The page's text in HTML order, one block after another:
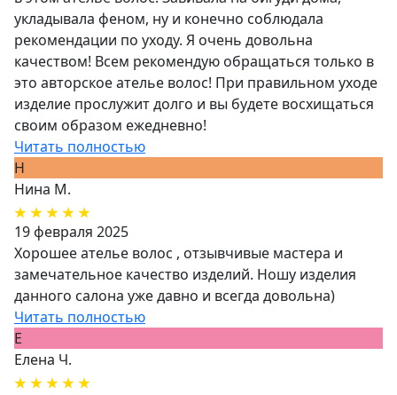
укладывала феном, ну и конечно соблюдала
рекомендации по уходу. Я очень довольна
качеством! Всем рекомендую обращаться только в
это авторское ателье волос! При правильном уходе
изделие прослужит долго и вы будете восхищаться
своим образом ежедневно!
Читать полностью
Н
Нина М.
19 февраля 2025
Хорошее ателье волос , отзывчивые мастера и
замечательное качество изделий. Ношу изделия
данного салона уже давно и всегда довольна)
Читать полностью
Е
Елена Ч.